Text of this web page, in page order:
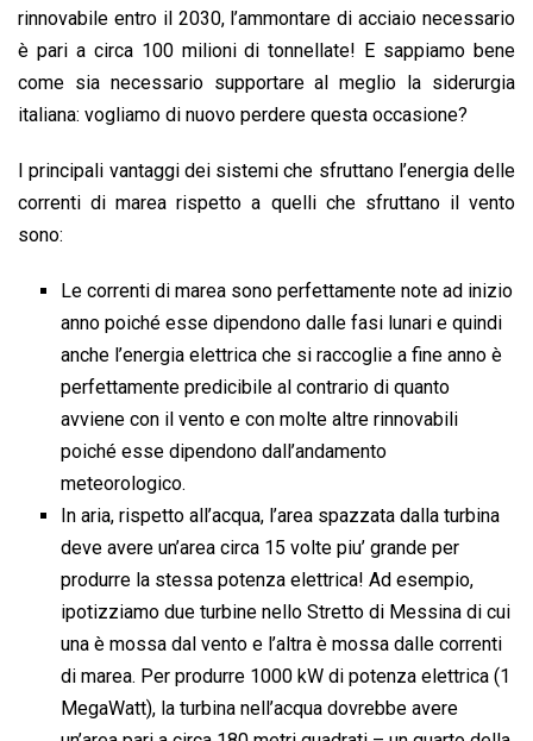
rinnovabile entro il 2030, l’ammontare di acciaio necessario
è pari a circa 100 milioni di tonnellate! E sappiamo bene
come sia necessario supportare al meglio la siderurgia
italiana: vogliamo di nuovo perdere questa occasione?
I principali vantaggi dei sistemi che sfruttano l’energia delle
correnti di marea rispetto a quelli che sfruttano il vento
sono:
Le correnti di marea sono perfettamente note ad inizio
anno poiché esse dipendono dalle fasi lunari e quindi
anche l’energia elettrica che si raccoglie a fine anno è
perfettamente predicibile al contrario di quanto
avviene con il vento e con molte altre rinnovabili
poiché esse dipendono dall’andamento
meteorologico.
In aria, rispetto all’acqua, l’area spazzata dalla turbina
deve avere un’area circa 15 volte piu’ grande per
produrre la stessa potenza elettrica! Ad esempio,
ipotizziamo due turbine nello Stretto di Messina di cui
una è mossa dal vento e l’altra è mossa dalle correnti
di marea. Per produrre 1000 kW di potenza elettrica (1
MegaWatt), la turbina nell’acqua dovrebbe avere